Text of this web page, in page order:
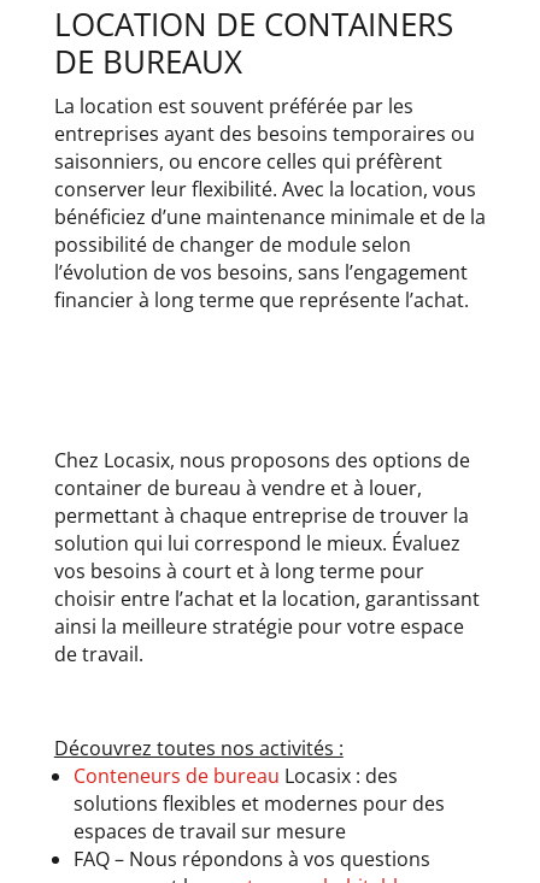
LOCATION DE CONTAINERS
DE BUREAUX
La location est souvent préférée par les
entreprises ayant des besoins temporaires ou
saisonniers, ou encore celles qui préfèrent
conserver leur flexibilité. Avec la location, vous
bénéficiez d’une maintenance minimale et de la
possibilité de changer de module selon
l’évolution de vos besoins, sans l’engagement
financier à long terme que représente l’achat.
Chez Locasix, nous proposons des options de
container de bureau à vendre et à louer,
permettant à chaque entreprise de trouver la
solution qui lui correspond le mieux. Évaluez
vos besoins à court et à long terme pour
choisir entre l’achat et la location, garantissant
ainsi la meilleure stratégie pour votre espace
de travail.
Découvrez toutes nos activités :
Conteneurs de bureau Locasix : des
solutions flexibles et modernes pour des
espaces de travail sur mesure
FAQ – Nous répondons à vos questions